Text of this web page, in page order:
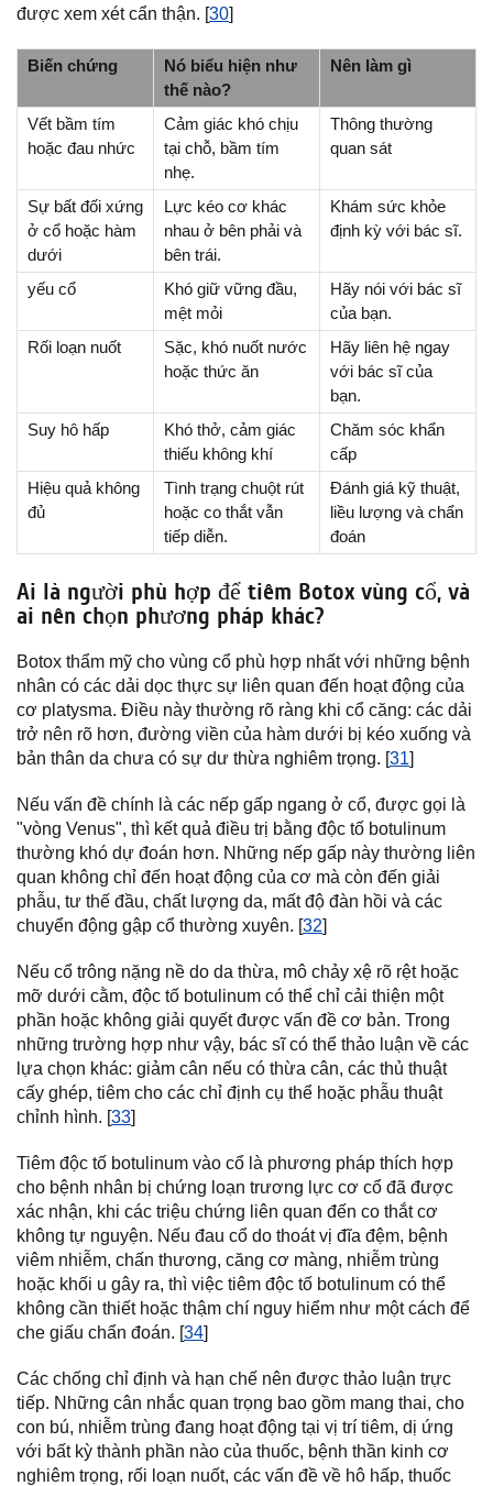
được xem xét cẩn thận. [30]
Biến chứng
Nó biểu hiện như
thế nào?
Nên làm gì
Vết bầm tím
hoặc đau nhức
Cảm giác khó chịu
tại chỗ, bầm tím
nhẹ.
Thông thường
quan sát
Sự bất đối xứng
ở cổ hoặc hàm
dưới
Lực kéo cơ khác
nhau ở bên phải và
bên trái.
Khám sức khỏe
định kỳ với bác sĩ.
yếu cổ
Khó giữ vững đầu,
mệt mỏi
Hãy nói với bác sĩ
của bạn.
Rối loạn nuốt
Sặc, khó nuốt nước
hoặc thức ăn
Hãy liên hệ ngay
với bác sĩ của
bạn.
Suy hô hấp
Khó thở, cảm giác
thiếu không khí
Chăm sóc khẩn
cấp
Hiệu quả không
đủ
Tình trạng chuột rút
hoặc co thắt vẫn
tiếp diễn.
Đánh giá kỹ thuật,
liều lượng và chẩn
đoán
Ai là người phù hợp để tiêm Botox vùng cổ, và
ai nên chọn phương pháp khác?
Botox thẩm mỹ cho vùng cổ phù hợp nhất với những bệnh
nhân có các dải dọc thực sự liên quan đến hoạt động của
cơ platysma. Điều này thường rõ ràng khi cổ căng: các dải
trở nên rõ hơn, đường viền của hàm dưới bị kéo xuống và
bản thân da chưa có sự dư thừa nghiêm trọng. [31]
Nếu vấn đề chính là các nếp gấp ngang ở cổ, được gọi là
"vòng Venus", thì kết quả điều trị bằng độc tố botulinum
thường khó dự đoán hơn. Những nếp gấp này thường liên
quan không chỉ đến hoạt động của cơ mà còn đến giải
phẫu, tư thế đầu, chất lượng da, mất độ đàn hồi và các
chuyển động gập cổ thường xuyên. [32]
Nếu cổ trông nặng nề do da thừa, mô chảy xệ rõ rệt hoặc
mỡ dưới cằm, độc tố botulinum có thể chỉ cải thiện một
phần hoặc không giải quyết được vấn đề cơ bản. Trong
những trường hợp như vậy, bác sĩ có thể thảo luận về các
lựa chọn khác: giảm cân nếu có thừa cân, các thủ thuật
cấy ghép, tiêm cho các chỉ định cụ thể hoặc phẫu thuật
chỉnh hình. [33]
Tiêm độc tố botulinum vào cổ là phương pháp thích hợp
cho bệnh nhân bị chứng loạn trương lực cơ cổ đã được
xác nhận, khi các triệu chứng liên quan đến co thắt cơ
không tự nguyện. Nếu đau cổ do thoát vị đĩa đệm, bệnh
viêm nhiễm, chấn thương, căng cơ màng, nhiễm trùng
hoặc khối u gây ra, thì việc tiêm độc tố botulinum có thể
không cần thiết hoặc thậm chí nguy hiểm như một cách để
che giấu chẩn đoán. [34]
Các chống chỉ định và hạn chế nên được thảo luận trực
tiếp. Những cân nhắc quan trọng bao gồm mang thai, cho
con bú, nhiễm trùng đang hoạt động tại vị trí tiêm, dị ứng
với bất kỳ thành phần nào của thuốc, bệnh thần kinh cơ
nghiêm trọng, rối loạn nuốt, các vấn đề về hô hấp, thuốc